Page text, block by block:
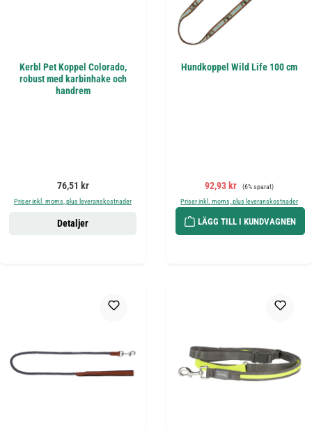
Kerbl Pet Koppel Colorado,
robust med karbinhake och
handrem
Ordinarie pris:
76,51 kr
Priser inkl. moms, plus leveranskostnader
Detaljer
Hundkoppel Wild Life 100 cm
Försäljningspris:
92,93 kr Ordinarie pris:
(6% sparat)
Priser inkl. moms, plus leveranskostnader
LÄGG TILL I KUNDVAGNEN